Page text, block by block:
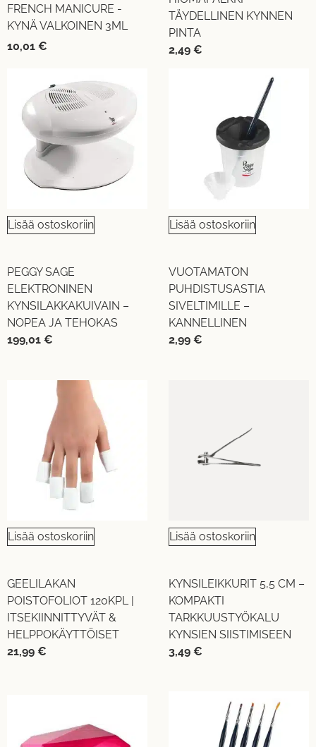
FRENCH MANICURE -
KYNÄ VALKOINEN 3ML
10,01 €
TÄYDELLINEN KYNNEN
PINTA
2,49 €
Lisää ostoskoriin
PEGGY SAGE
ELEKTRONINEN
KYNSILAKKAKUIVAIN –
NOPEA JA TEHOKAS
199,01 €
Lisää ostoskoriin
VUOTAMATON
PUHDISTUSASTIA
SIVELTIMILLE –
KANNELLINEN
2,99 €
Lisää ostoskoriin
GEELILAKAN
POISTOFOLIOT 120KPL |
ITSEKIINNITTYVÄT &
HELPPOKÄYTTÖISET
21,99 €
Lisää ostoskoriin
KYNSILEIKKURIT 5,5 CM –
KOMPAKTI
TARKKUUSTYÖKALU
KYNSIEN SIISTIMISEEN
3,49 €